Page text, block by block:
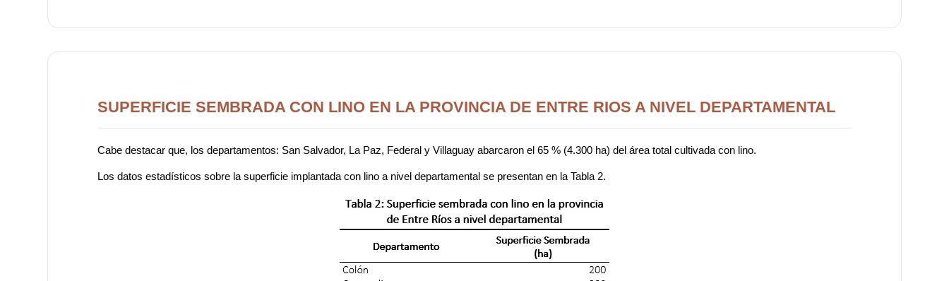
SUPERFICIE SEMBRADA CON LINO EN LA PROVINCIA DE ENTRE RIOS A NIVEL DEPARTAMENTAL
Cabe destacar que, los departamentos: San Salvador, La Paz, Federal y Villaguay abarcaron el 65 % (4.300 ha) del área total cultivada con lino.
Los datos estadísticos sobre la superficie implantada con lino a nivel departamental se presentan en la Tabla 2.